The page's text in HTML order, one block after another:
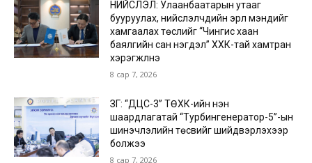
НИЙСЛЭЛ: Улаанбаатарын утааг
бууруулах, нийслэлчүүдийн эрүүл мэндийг
хамгаалах төслийг “Чингис хаан
баялгийн сан нэгдэл” ХХК-тай хамтран
хэрэгжүүлнэ
8 сар 7, 2026
ЗГ: “ДЦС-3” ТӨХК-ийн нэн
шаардлагатай “Турбингенератор-5”-ын
шинэчлэлийн төсвийг шийдвэрлэхээр
болжээ
8 сар 7, 2026